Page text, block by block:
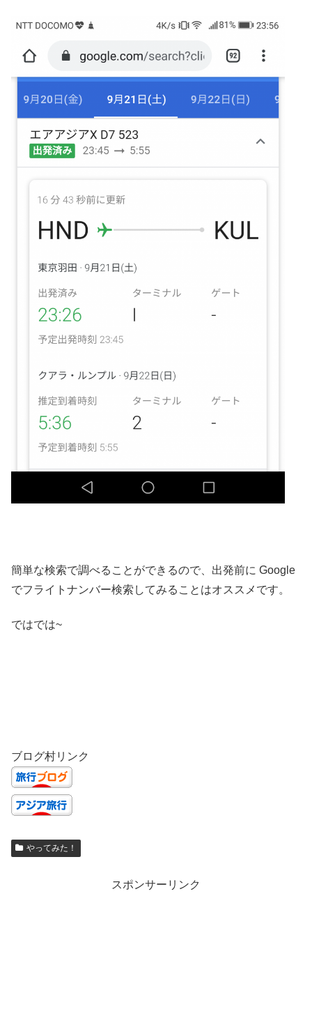
簡単な検索で調べることができるので、出発前に Google
でフライトナンバー検索してみることはオススメです。
ではでは~
ブログ村リンク
やってみた！
スポンサーリンク